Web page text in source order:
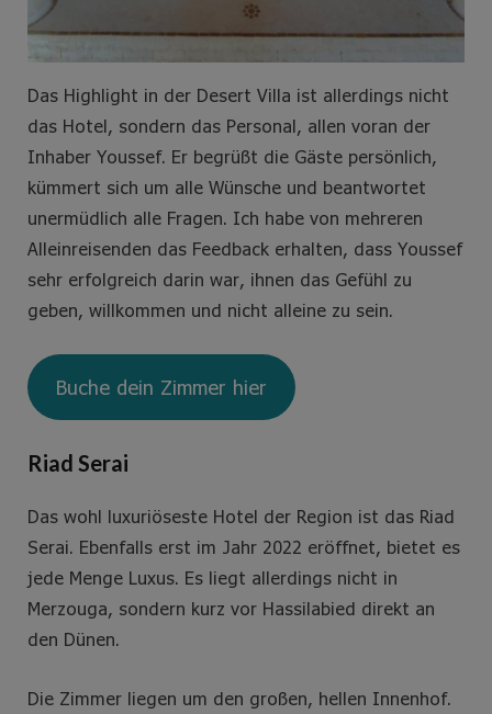
Das Highlight in der Desert Villa ist allerdings nicht
das Hotel, sondern das Personal, allen voran der
Inhaber Youssef. Er begrüßt die Gäste persönlich,
kümmert sich um alle Wünsche und beantwortet
unermüdlich alle Fragen. Ich habe von mehreren
Alleinreisenden das Feedback erhalten, dass Youssef
sehr erfolgreich darin war, ihnen das Gefühl zu
geben, willkommen und nicht alleine zu sein.
Buche dein Zimmer hier
Riad Serai
Das wohl luxuriöseste Hotel der Region ist das Riad
Serai. Ebenfalls erst im Jahr 2022 eröffnet, bietet es
jede Menge Luxus. Es liegt allerdings nicht in
Merzouga, sondern kurz vor Hassilabied direkt an
den Dünen.
Die Zimmer liegen um den großen, hellen Innenhof.